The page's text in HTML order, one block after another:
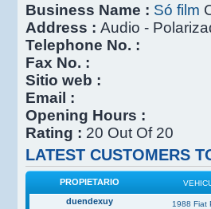
Business Name : Só film
Address : Audio -
Telephone No. :
Fax No. :
Sitio web :
Email :
Opening Hours :
Rating : 20 Out Of 20
LATEST CUSTOMERS
PROPIETARIO
duendexuy 1988 Fiat